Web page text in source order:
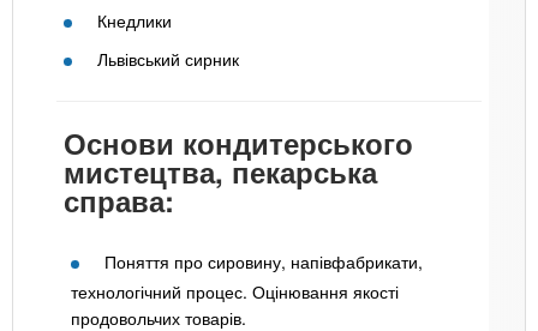
Кнедлики
Львівський сирник
Основи кондитерського
мистецтва, пекарська
справа:
Поняття про сировину, напівфабрикати,
технологічний процес. Оцінювання якості
продовольчих товарів.